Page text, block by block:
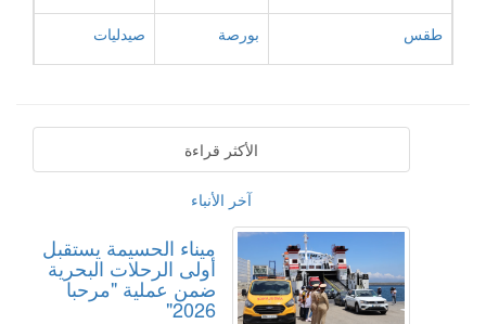
طقس بورصة صيدليات
الأكثر قراءة
آخر الأنباء
ميناء الحسيمة يستقبل
أولى الرحلات البحرية
ضمن عملية "مرحبا
2026"